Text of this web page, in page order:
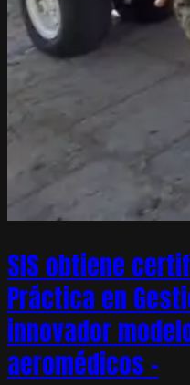
SIS obtiene
Práctica en
innovador
aeromédicos –